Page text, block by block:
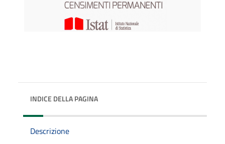
INDICE DELLA PAGINA
Descrizione